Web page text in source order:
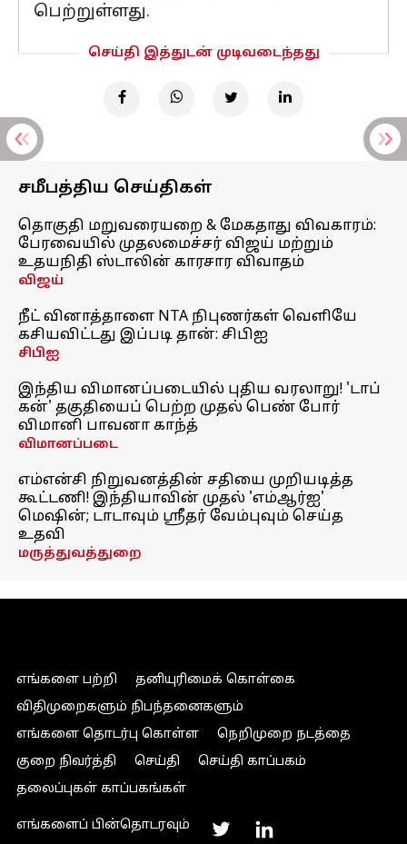
பெற்றுள்ளது.
செய்தி இத்துடன் முடிவடைந்தது
சமீபத்திய செய்திகள்
தொகுதி மறுவரையறை & மேகதாது விவகாரம்:
பேரவையில் முதலமைச்சர் விஜய் மற்றும்
உதயநிதி ஸ்டாலின் காரசார விவாதம்
விஜய்
நீட் வினாத்தாளை NTA நிபுணர்கள் வெளியே
கசியவிட்டது இப்படி தான்: சிபிஐ
சிபிஐ
இந்திய விமானப்படையில் புதிய வரலாறு! 'டாப்
கன்' தகுதியைப் பெற்ற முதல் பெண் போர்
விமானி பாவனா காந்த்
விமானப்படை
எம்என்சி நிறுவனத்தின் சதியை முறியடித்த
கூட்டணி! இந்தியாவின் முதல் 'எம்ஆர்ஐ'
மெஷின்; டாடாவும் ஸ்ரீதர் வேம்புவும் செய்த
உதவி
மருத்துவத்துறை
எங்களை பற்றி
தனியுரிமைக் கொள்கை
விதிமுறைகளும் நிபந்தனைகளும்
எங்களை தொடர்பு கொள்ள
நெறிமுறை நடத்தை
குறை நிவர்த்தி
செய்தி
செய்தி காப்பகம்
தலைப்புகள் காப்பகங்கள்
எங்களைப் பின்தொடரவும்